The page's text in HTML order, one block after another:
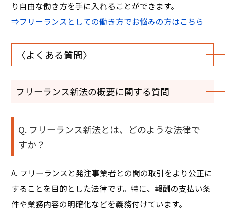
り自由な働き方を手に入れることができます。
⇒フリーランスとしての働き方でお悩みの方はこちら
〈よくある質問〉
フリーランス新法の概要に関する質問
Q. フリーランス新法とは、どのような法律で
すか？
A. フリーランスと発注事業者との間の取引をより公正に
することを目的とした法律です。特に、報酬の支払い条
件や業務内容の明確化などを義務付けています。